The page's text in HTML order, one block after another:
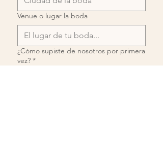
Venue o lugar la boda
¿Cómo supiste de nosotros por primera
vez? *